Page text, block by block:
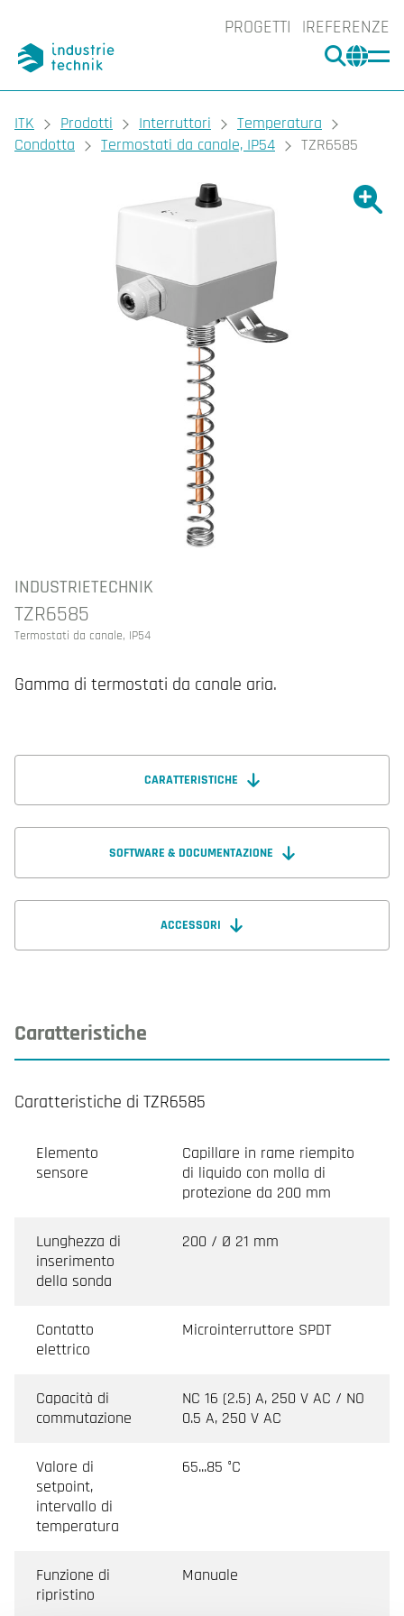
PROGETTI REFERENZE
CERCA
You are here:
ITK Prodotti Interruttori
Temperatura
Condotta
Termostati da canale, IP54 TZR6585
INDUSTRIETECHNIK
TZR6585
Termostati da canale, IP54
Gamma di termostati da canale aria.
CARATTERISTICHE
SOFTWARE & DOCUMENTAZIONE
ACCESSORI
Caratteristiche
Caratteristiche di TZR6585
Elemento
sensore
Capillare in rame riempito
di liquido con molla di
protezione da 200 mm
Lunghezza di
inserimento
della sonda
200 / Ø 21 mm
Contatto
elettrico
Microinterruttore SPDT
Capacità di
commutazione
NC 16 (2.5) A, 250 V AC / NO
0.5 A, 250 V AC
Valore di
setpoint,
intervallo di
temperatura
65...85 °C
Funzione di
ripristino
Manuale